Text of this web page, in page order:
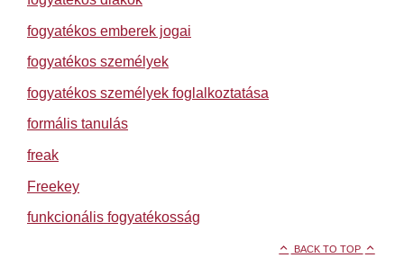
fogyatékos emberek jogai
fogyatékos személyek
fogyatékos személyek foglalkoztatása
formális tanulás
freak
Freekey
funkcionális fogyatékosság
BACK TO TOP